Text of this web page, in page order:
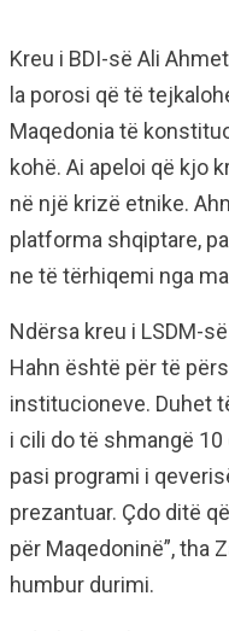
Kreu i BDI-së Ali
la porosi që të
Maqedonia të
kohë. Ai apeloi që kjo
në një krizë etnike.
platforma shqiptare,
ne të tërhiqemi nga
Ndërsa kreu i LSDM-
Hahn është për të
institucioneve. Duhet
i cili do të shmangë
pasi programi i
prezantuar. Çdo ditë
për Maqedoninë”, tha
humbur durimi.